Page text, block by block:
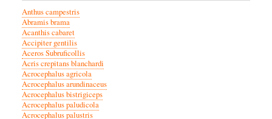
Anthus campestris
Abramis brama
Acanthis cabaret
Accipiter gentilis
Aceros Subruficollis
Acris crepitans blanchardi
Acrocephalus agricola
Acrocephalus arundinaceus
Acrocephalus bistrigiceps
Acrocephalus paludicola
Acrocephalus palustris